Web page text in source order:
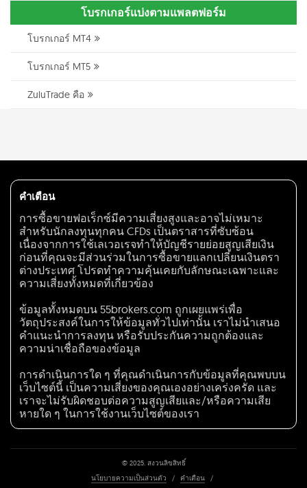
โบรกเกอร์แบ่งตามแพลตฟอร์ม
โบรกเกอร์ MT4
โบรกเกอร์ MT5
ZuluTrade คือ
คำเตือน
การซื้อขายฟอเร็กซ์มีความเสี่ยงสูงและอาจไม่เหมาะ
สำหรับนักลงทุนทุกคน CFDs เป็นตราสารที่ซับซ้อน
เนื่องจากการใช้เลเวอเรจทำให้บัญชีรายย่อยสูญเสียเงิน
ก่อนที่คุณจะมีส่วนร่วมในการซื้อขายแลกเปลี่ยนเงินตรา
ต่างประเทศ โปรดทำความคุ้นเคยกับลักษณะเฉพาะและ
ความเสี่ยงทั้งหมดที่เกี่ยวข้อง
ข้อมูลทั้งหมดบน 55brokers.com ถูกเผยแพร่เพื่อ
วัตถุประสงค์ในการให้ข้อมูลทั่วไปเท่านั้น เราไม่นำเสนอ
คำแนะนำการลงทุน หรือรับประกันความถูกต้องและ
ความน่าเชื่อถือของข้อมูล
การดำเนินการใด ๆ ที่คุณดำเนินการกับข้อมูลที่คุณพบบน
เว็บไซต์นี้ เป็นความเสี่ยงของคุณเองอย่างเคร่งครัด และ
เราจะไม่รับผิดชอบต่อความสูญเสียและ/หรือความเสีย
หายใด ๆ ในการใช้งานเว็บไซต์ของเรา
© 2025. สงวนลิขสิทธิ์
นโยบายความเป็นส่วนตัว
/ คำเตือน /